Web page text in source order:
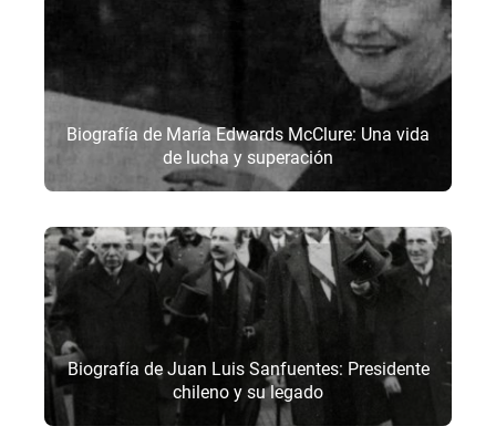
Biografía de María Edwards McClure: Una vida
de lucha y superación
Biografía de Juan Luis Sanfuentes: Presidente
chileno y su legado